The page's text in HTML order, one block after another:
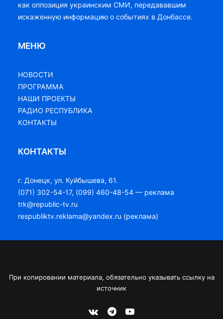
как оппозиция украинским СМИ, передававшим
искаженную информацию о событиях в Донбассе.
МЕНЮ
НОВОСТИ
ПРОГРАММА
НАШИ ПРОЕКТЫ
РАДИО РЕСПУБЛИКА
КОНТАКТЫ
КОНТАКТЫ
г. Донецк, ул. Куйбышева, 61.
(071) 302-54-17, (099) 460-48-54 — реклама
trk@republic-tv.ru
respubliktv.reklama@yandex.ru (реклама)
При копировании материала, обязательно указывать ссылку на
источник